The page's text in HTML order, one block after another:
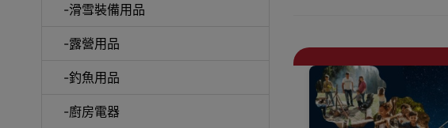
-滑雪裝備用品
-露營用品
-釣魚用品
-廚房電器
抽真空機 搬運